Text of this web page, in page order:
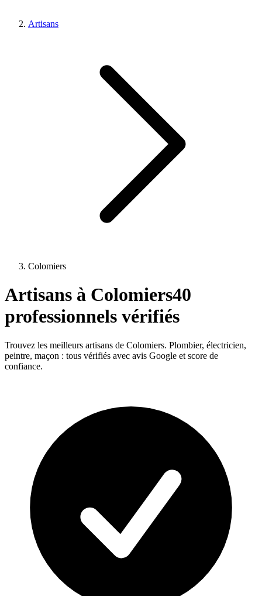
Artisans
Colomiers
Artisans à Colomiers40
professionnels vérifiés
Trouvez les meilleurs artisans de Colomiers. Plombier, électricien,
peintre, maçon : tous vérifiés avec avis Google et score de
confiance.